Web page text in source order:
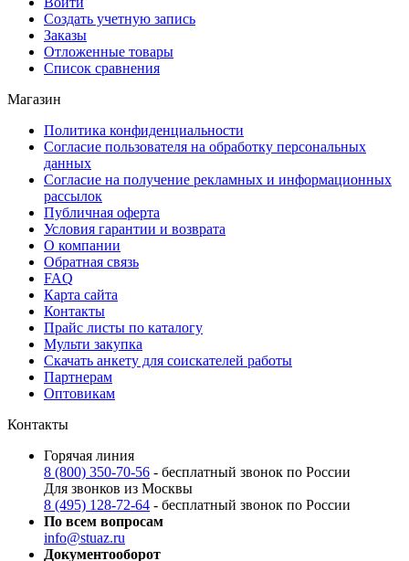
Создать учетную запись
Заказы
Отложенные товары
Список сравнения
Магазин
Политика конфиденциальности
Согласие пользователя на обработку персональных
данных
Согласие на получение рекламных и информационных
рассылок
Публичная оферта
Условия гарантии и возврата
О компании
Обратная связь
FAQ
Карта сайта
Контакты
Прайс листы по каталогу
Мульти закупка
Скачать анкету для соискателей работы
Партнерам
Оптовикам
Контакты
Горячая линия
8 (800) 350-70-56 - бесплатный звонок по России
Для звонков из Москвы
8 (495) 128-72-64 - бесплатный звонок по России
По всем вопросам
info@stuaz.ru
Документооборот